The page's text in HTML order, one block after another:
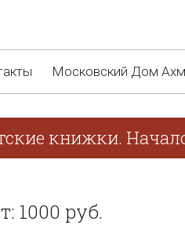
Московский Дом
книжки.
1000 руб.